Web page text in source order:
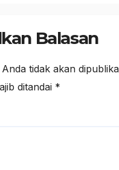
Balasan
tidak akan
ditandai *